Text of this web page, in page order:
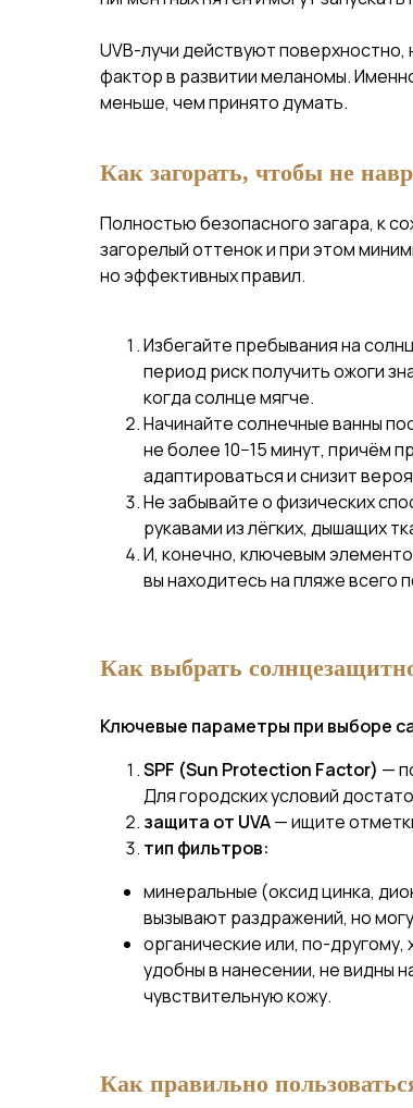
UVB-лучи действуют
фактор в развитии меланомы.
меньше, чем принято думать.
Как загорать, чтобы не
Полностью безопасного загара, к
загорелый оттенок и при этом
но эффективных правил.
Избегайте пребывания на
период риск получить ожоги
когда солнце мягче.
Начинайте солнечные ванны
не более 10−15 минут, причём
адаптироваться и снизит
Не забывайте о физических
рукавами из лёгких, дышащих
И, конечно, ключевым
вы находитесь на пляже всего
Как выбрать
Ключевые параметры при выборе
SPF (Sun Protection Factor) —
Для городских условий
защита от UVA— ищите
тип фильтров:
минеральные (оксид цинка,
вызывают раздражений, но
органические или, по-
удобны в нанесении, не видны
чувствительную кожу.
Как правильно